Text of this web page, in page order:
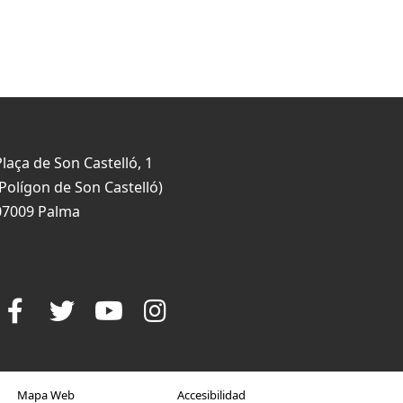
de Son Castelló, 1
de Son Castelló)
Palma
Mapa Web Accesibilidad